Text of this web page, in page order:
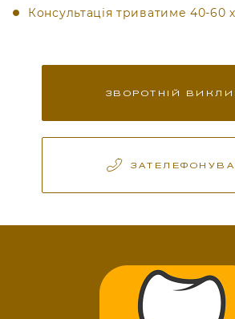
Консультація триватиме 40-60
ЗВОРОТНІЙ